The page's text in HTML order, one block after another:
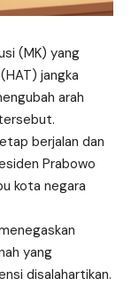
(MK) yang
jangka
arah
berjalan dan
Prabowo
kota negara
yang
disalahartikan.